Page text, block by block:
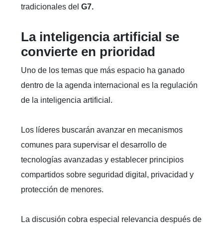
tradicionales del G7.
La inteligencia artificial se
convierte en prioridad
Uno de los temas que más espacio ha ganado
dentro de la agenda internacional es la regulación
de la inteligencia artificial.
Los líderes buscarán avanzar en mecanismos
comunes para supervisar el desarrollo de
tecnologías avanzadas y establecer principios
compartidos sobre seguridad digital, privacidad y
protección de menores.
La discusión cobra especial relevancia después de